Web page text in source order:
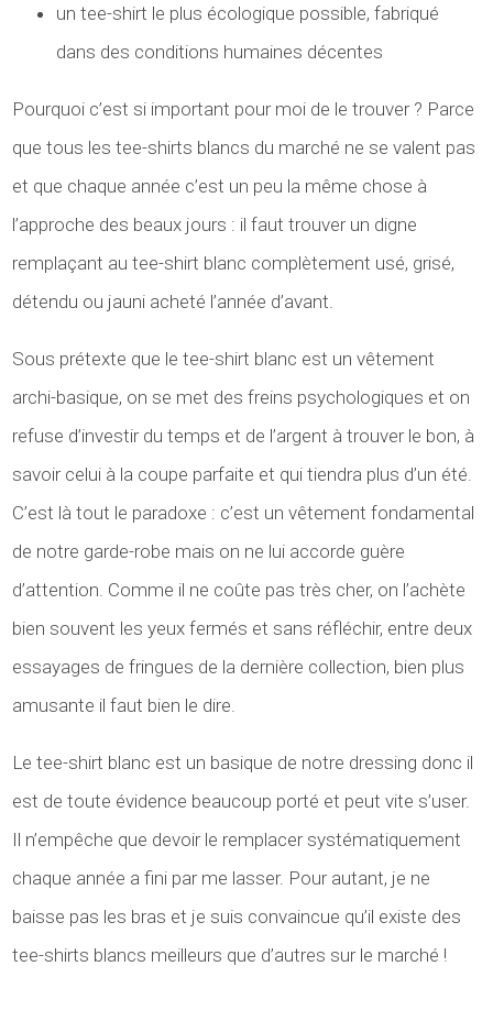
un tee-shirt le plus écologique possible, fabriqué
dans des conditions humaines décentes
Pourquoi c’est si important pour moi de le trouver ? Parce
que tous les tee-shirts blancs du marché ne se valent pas
et que chaque année c’est un peu la même chose à
l’approche des beaux jours : il faut trouver un digne
remplaçant au tee-shirt blanc complètement usé, grisé,
détendu ou jauni acheté l’année d’avant.
Sous prétexte que le tee-shirt blanc est un vêtement
archi-basique, on se met des freins psychologiques et on
refuse d’investir du temps et de l’argent à trouver le bon, à
savoir celui à la coupe parfaite et qui tiendra plus d’un été.
C’est là tout le paradoxe : c’est un vêtement fondamental
de notre garde-robe mais on ne lui accorde guère
d’attention. Comme il ne coûte pas très cher, on l’achète
bien souvent les yeux fermés et sans réfléchir, entre deux
essayages de fringues de la dernière collection, bien plus
amusante il faut bien le dire.
Le tee-shirt blanc est un basique de notre dressing donc il
est de toute évidence beaucoup porté et peut vite s’user.
Il n’empêche que devoir le remplacer systématiquement
chaque année a fini par me lasser. Pour autant, je ne
baisse pas les bras et je suis convaincue qu’il existe des
tee-shirts blancs meilleurs que d’autres sur le marché !